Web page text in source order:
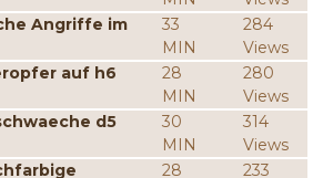
Angriffe im
33
MIN
284
Views
auf h6
28
MIN
280
Views
d5
30
MIN
314
Views
28
233